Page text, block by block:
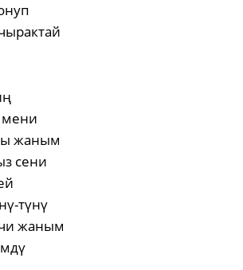
мени
жаным
сени
түнү
жаным